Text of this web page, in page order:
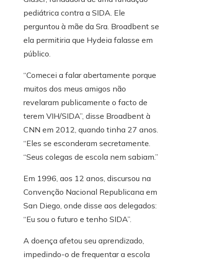
pediátrica contra a SIDA. Ele
perguntou à mãe da Sra. Broadbent se
ela permitiria que Hydeia falasse em
público.
“Comecei a falar abertamente porque
muitos dos meus amigos não
revelaram publicamente o facto de
terem VIH/SIDA”, disse Broadbent à
CNN em 2012, quando tinha 27 anos.
“Eles se esconderam secretamente.
“Seus colegas de escola nem sabiam.”
Em 1996, aos 12 anos, discursou na
Convenção Nacional Republicana em
San Diego, onde disse aos delegados:
“Eu sou o futuro e tenho SIDA”.
A doença afetou seu aprendizado,
impedindo-o de frequentar a escola